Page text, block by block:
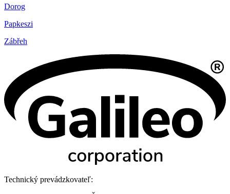
Dorog
Papkeszi
Zábřeh
Technický prevádzkovateľ: